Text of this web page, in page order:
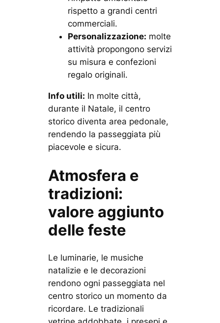
rispetto a grandi centri
commerciali.
Personalizzazione: molte
attività propongono servizi
su misura e confezioni
regalo originali.
Info utili: In molte città,
durante il Natale, il centro
storico diventa area pedonale,
rendendo la passeggiata più
piacevole e sicura.
Atmosfera e
tradizioni:
valore aggiunto
delle feste
Le luminarie, le musiche
natalizie e le decorazioni
rendono ogni passeggiata nel
centro storico un momento da
ricordare. Le tradizionali